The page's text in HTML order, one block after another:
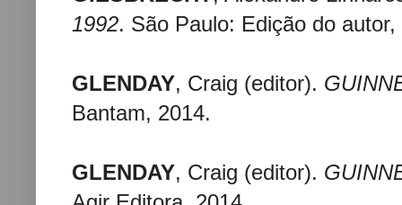
1992. São Paulo: Edição do autor,
GLENDAY, Craig (editor).
Bantam, 2014.
GLENDAY, Craig (editor).